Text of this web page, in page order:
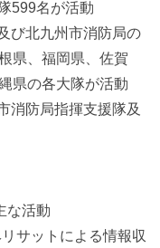
599名が活動
び北九州市消防局の
県、福岡県、佐賀
県の各大隊が活動
消防局指揮支援隊及
な活動
サットによる情報収